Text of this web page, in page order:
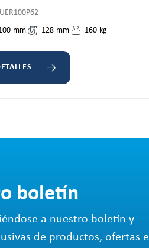
mm 128 mm 160 kg
boletín
a nuestro boletín y
de productos, ofertas e